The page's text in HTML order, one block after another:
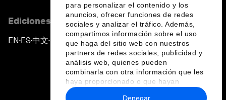
para personalizar el contenido y los
anuncios, ofrecer funciones de redes
sociales y analizar el tráfico. Además,
compartimos información sobre el uso
que haga del sitio web con nuestros
partners de redes sociales, publicidad y
análisis web, quienes pueden
combinarla con otra información que les
haya proporcionado o que hayan
recopilado a partir del uso que haya
Denegar
Ediciones en otros idiomas
EN ▪ES▪中文▪ 日本語